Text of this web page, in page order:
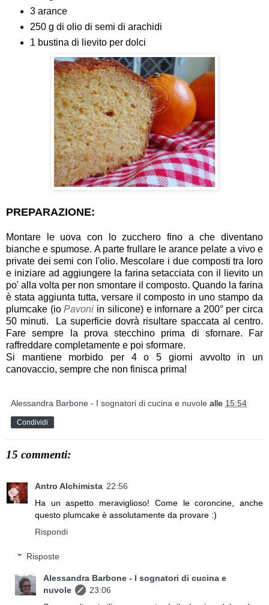
3 arance
250 g di olio di semi di arachidi
1 bustina di lievito per dolci
PREPARAZIONE:
Montare le uova con lo zucchero fino a che diventano
bianche e spumose. A parte frullare le arance pelate a vivo e
private dei semi con l'olio. Mescolare i due composti tra loro
e iniziare ad aggiungere la farina setacciata con il lievito un
po' alla volta per non smontare il composto. Quando la farina
è stata aggiunta tutta, versare il composto in uno stampo da
plumcake (ioPavoni in silicone) e infornare a 200° per circa
50 minuti. La superficie dovrà risultare spaccata al centro.
Fare sempre la prova stecchino prima di sfornare. Far
raffreddare completamente e poi sformare.
Si mantiene morbido per 4 o 5 giorni avvolto in un
canovaccio, sempre che non finisca prima!
Alessandra Barbone - I sognatori di cucina e nuvole alle 15:54
Condividi
15 commenti:
Antro Alchimista 22:56
Ha un aspetto meraviglioso! Come le coroncine, anche
questo plumcake è assolutamente da provare :)
Rispondi
Risposte
Alessandra Barbone - I sognatori di cucina e
nuvole
23:06